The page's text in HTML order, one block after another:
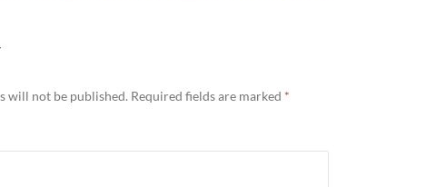
will not be published. Required fields are marked *